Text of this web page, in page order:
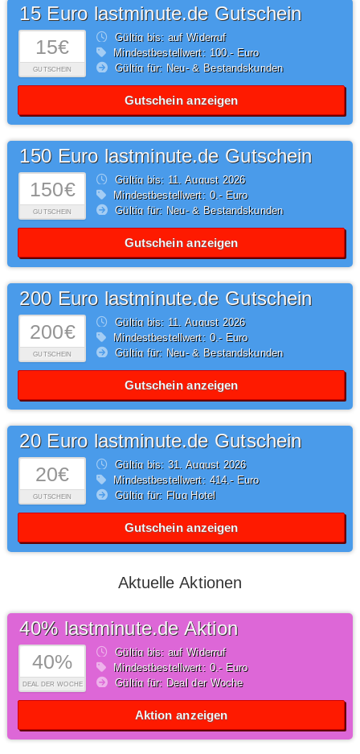
15€
GUTSCHEIN
15 Euro lastminute.de Gutschein
Gültig bis: auf Widerruf
Mindestbestellwert: 100,- Euro
Gültig für: Neu- & Bestandskunden
Gutschein anzeigen
150€
GUTSCHEIN
150 Euro lastminute.de Gutschein
Gültig bis: 11.August2026
Mindestbestellwert: 0,- Euro
Gültig für: Neu- & Bestandskunden
Gutschein anzeigen
200€
GUTSCHEIN
200 Euro lastminute.de Gutschein
Gültig bis: 11.August2026
Mindestbestellwert: 0,- Euro
Gültig für: Neu- & Bestandskunden
Gutschein anzeigen
20€
GUTSCHEIN
20 Euro lastminute.de Gutschein
Gültig bis: 31.August2026
Mindestbestellwert: 414,- Euro
Gültig für: Flug Hotel
Gutschein anzeigen
Aktuelle Aktionen
40%
DEAL DER WOCHE
40% lastminute.de Aktion
Gültig bis: auf Widerruf
Mindestbestellwert: 0,- Euro
Gültig für: Deal der Woche
Aktion anzeigen